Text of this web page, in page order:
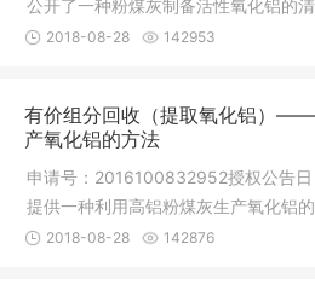
公开了一种粉煤灰制备活性氧化铝的
骤：(1)粉煤
2018-08-28 142953
有价组分回收（提取氧化铝）
产氧化铝的方法
申请号：2016100832952授权公告
提供一种利用高铝粉煤灰生产氧化铝
石灰石加
2018-08-28 142876